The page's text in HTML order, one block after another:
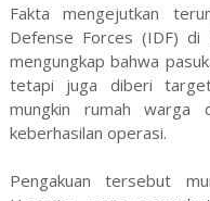
Fakta mengejutkan
Defense Forces (IDF) di
mengungkap bahwa
tetapi juga diberi target
mungkin rumah warga
keberhasilan operasi.
Pengakuan tersebut